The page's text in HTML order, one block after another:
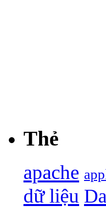
Thẻ
apache
dữ liệu